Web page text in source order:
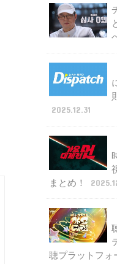
2025.12.31
まとめ！
聴プラットフォ